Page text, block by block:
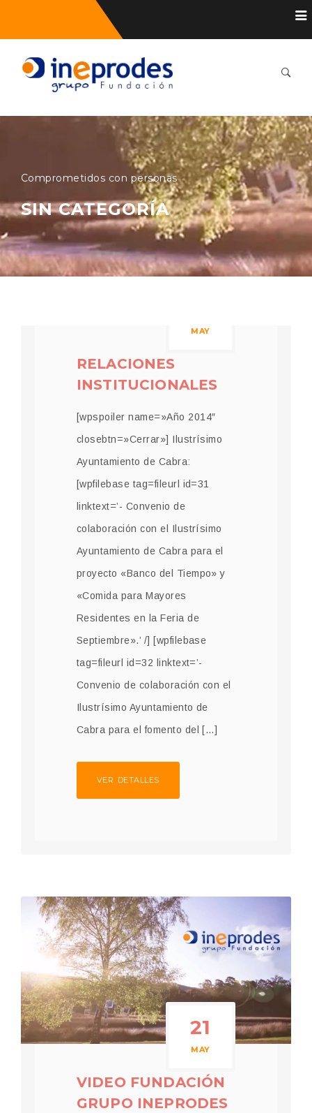
Comprometidos con personas
SIN CATEGORÍA
MAY
RELACIONES
INSTITUCIONALES
[wpspoiler name=»Año 2014″
closebtn=»Cerrar»] Ilustrísimo
Ayuntamiento de Cabra:
[wpfilebase tag=fileurl id=31
linktext=’- Convenio de
colaboración con el Ilustrísimo
Ayuntamiento de Cabra para el
proyecto «Banco del Tiempo» y
«Comida para Mayores
Residentes en la Feria de
Septiembre».’ /] [wpfilebase
tag=fileurl id=32 linktext=’-
Convenio de colaboración con el
Ilustrísimo Ayuntamiento de
Cabra para el fomento del […]
VER DETALLES
21
MAY
VIDEO FUNDACIÓN
GRUPO INEPRODES